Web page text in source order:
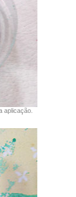
aplicação.